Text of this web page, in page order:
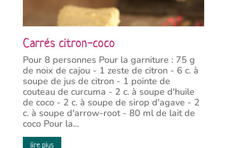
Carrés citron-coco
Pour 8 personnes Pour la garniture : 75 g
de noix de cajou - 1 zeste de citron - 6 c. à
soupe de jus de citron - 1 pointe de
couteau de curcuma - 2 c. à soupe d'huile
de coco - 2 c. à soupe de sirop d'agave - 2
c. à soupe d'arrow-root - 80 ml de lait de
coco Pour la...
lire plus